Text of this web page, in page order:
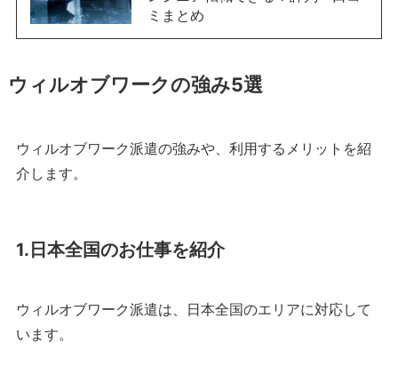
ミまとめ
ウィルオブワークの強み5選
ウィルオブワーク派遣の強みや、利用するメリットを紹
介します。
1.日本全国のお仕事を紹介
ウィルオブワーク派遣は、日本全国のエリアに対応して
います。